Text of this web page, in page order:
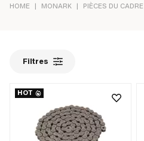
HOME | MONARK | PIÈCES DU CADRE
Filtres
HOT